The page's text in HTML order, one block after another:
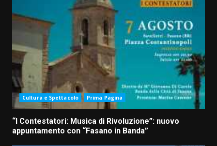
Cultura e Spettacolo Prima Pagina
“I Contestatori: Musica di Rivoluzione”: nuovo
appuntamento con “Fasano in Banda”